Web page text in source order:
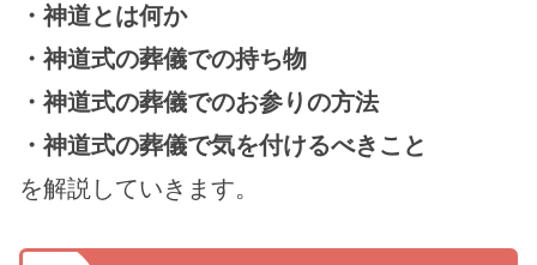
・神道とは何か
・神道式の葬儀での持ち物
・神道式の葬儀でのお参りの方法
・神道式の葬儀で気を付けるべきこと
を解説していきます。